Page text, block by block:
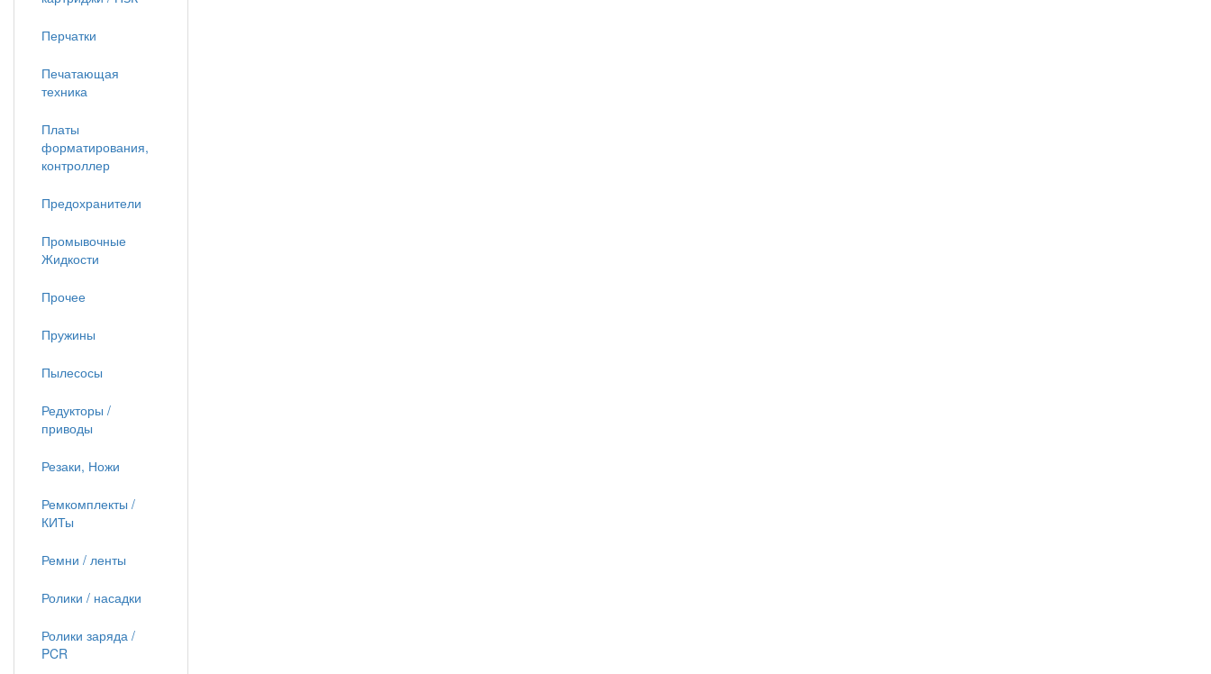
Перчатки
Печатающая
техника
Платы
форматирования,
контроллер
Предохранители
Промывочные
Жидкости
Прочее
Пружины
Пылесосы
Редукторы /
приводы
Резаки, Ножи
Ремкомплекты /
КИТы
Ремни / ленты
Ролики / насадки
Ролики заряда /
PCR